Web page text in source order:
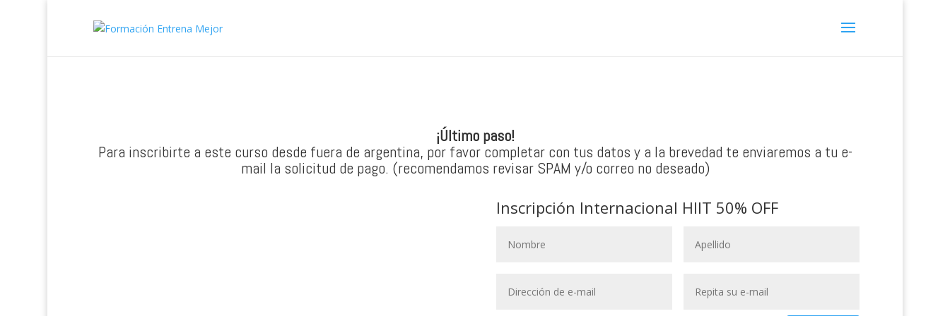
¡Último paso!
Para inscribirte a este curso desde fuera de argentina, por favor completar con tus datos y a la brevedad te enviaremos a tu e-
mail la solicitud de pago. (recomendamos revisar SPAM y/o correo no deseado)
Inscripción Internacional HIIT 50% OFF